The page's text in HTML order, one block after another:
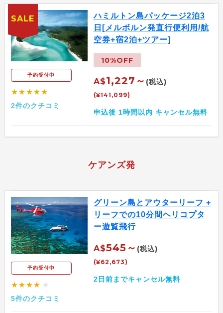
予約受付中
★★★★★
2件のクチコミ
ハミルトン島パッケージ2泊3
日[メルボルン発直行便利用/航
空券+宿2泊+ツアー]
10%OFF
A$1,227～ (税込)
(¥141,099)
申込後 1時間以内 キャンセル無料
SALE
ケアンズ発
予約受付中
★★★★ ★
5件のクチコミ
グリーン島とアウターリーフ +
リーフでの10分間ヘリコプタ
ー遊覧飛行
A$545～ (税込)
(¥62,673)
2日前までキャンセル無料